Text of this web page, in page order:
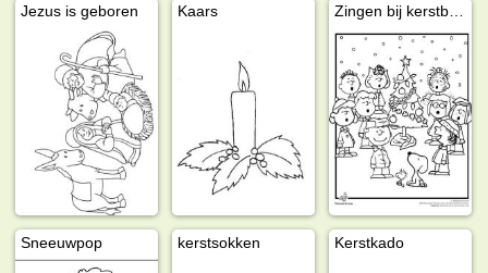
Jezus is geboren Kaars
Sneeuwpop kerstsokken Kerstkado